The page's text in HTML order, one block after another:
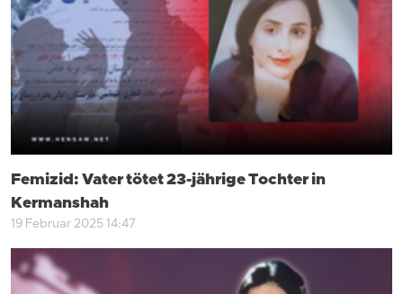
Femizid: Vater tötet 23-jährige Tochter in
Kermanshah
19 Februar 2025 14:47